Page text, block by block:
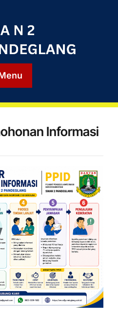
Informasi